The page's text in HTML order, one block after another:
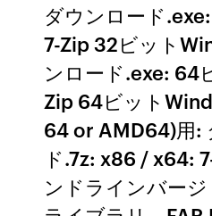
ダウンロード
7-Zip 32ビット
ンロード.exe: 64
Zip 64ビット
64 or AMD64)用:
ド.7z: x86 / x64:
ンドラインバー